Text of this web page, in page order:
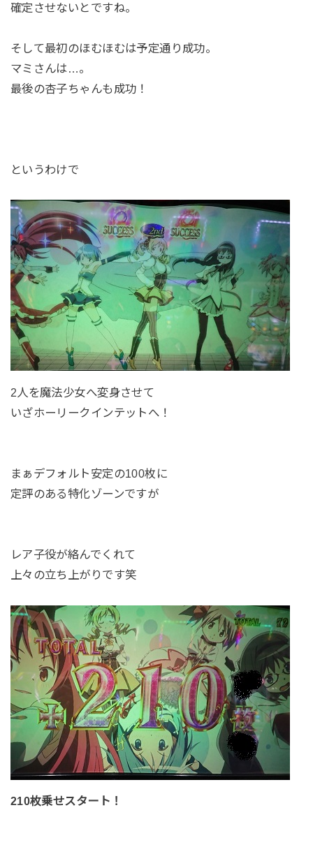
確定させないとですね。
そして最初のほむほむは予定通り成功。
マミさんは…。
最後の杏子ちゃんも成功！
というわけで
2人を魔法少女へ変身させて
いざホーリークインテットへ！
まぁデフォルト安定の100枚に
定評のある特化ゾーンですが
レア子役が絡んでくれて
上々の立ち上がりです笑
210枚乗せスタート！